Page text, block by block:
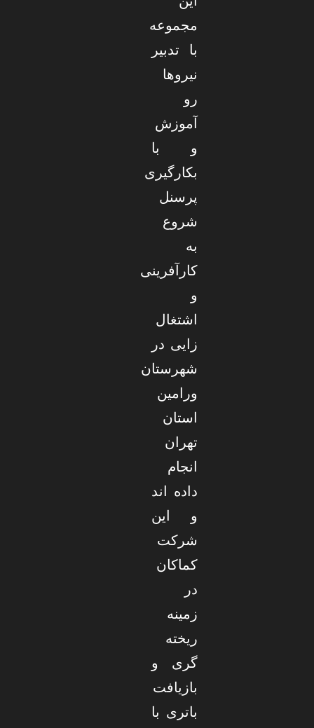
مجموعه
با تدبیر
نیروها
رو
آموزش
و با
بکارگیری
پرسنل
شروع
به
کارآفرینی
و
اشتغال
زایی در
شهرستان
ورامین
استان
تهران
انجام
داده اند
و این
شرکت
کماکان
در
زمینه
ریخته
گری و
بازیافت
باتری با